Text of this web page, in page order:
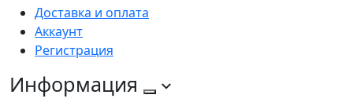
Доставка и оплата
Аккаунт
Регистрация
Информация